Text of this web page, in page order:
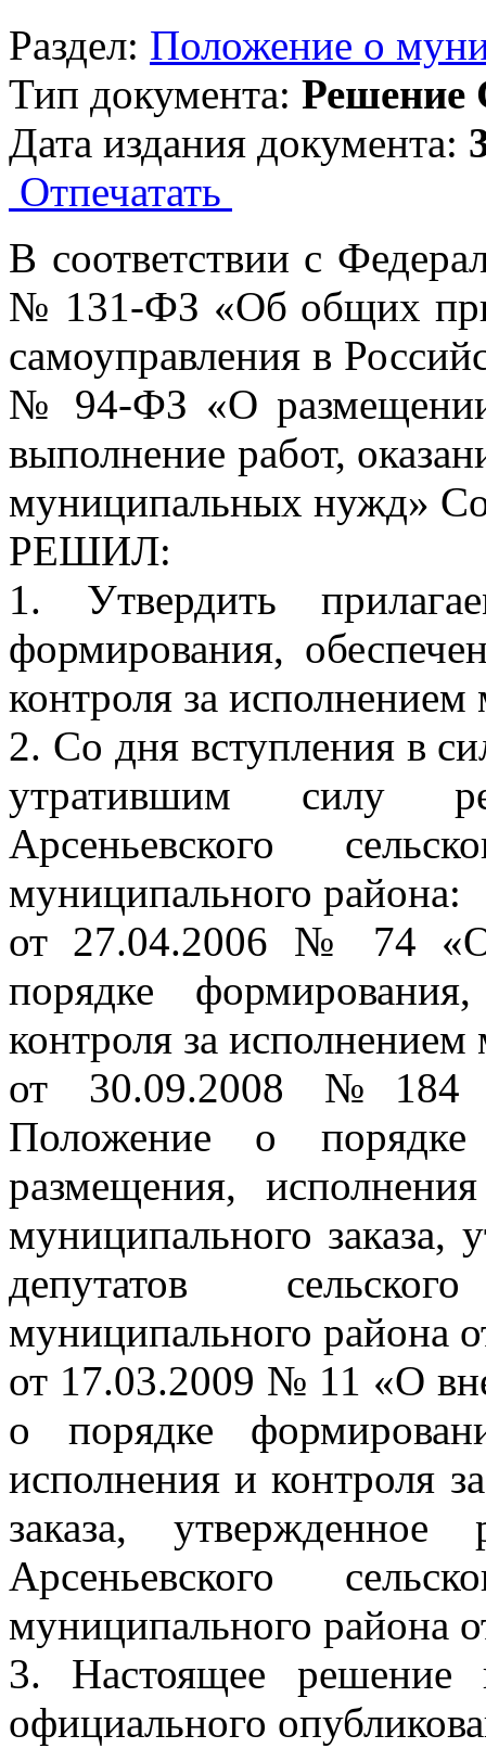
Раздел: Положение о
Тип документа: Решение
Дата издания документа:
Отпечатать
В соответствии с
№ 131-ФЗ «Об общих
самоуправления в
№ 94-ФЗ «О размещении
выполнение работ,
муниципальных нужд»
РЕШИЛ:
1. Утвердить
формирования,
контроля за исполнением
2. Со дня вступления в
утратившим силу
Арсеньевского
муниципального района:
от 27.04.2006 № 74
порядке
контроля за исполнением
от 30.09.2008 №184
Положение о порядке
размещения,
муниципального заказа,
депутатов
муниципального района
от 17.03.2009 № 11 «О
о порядке
исполнения и контроля
заказа, утвержденное
Арсеньевского
муниципального района
3. Настоящее решение
официального